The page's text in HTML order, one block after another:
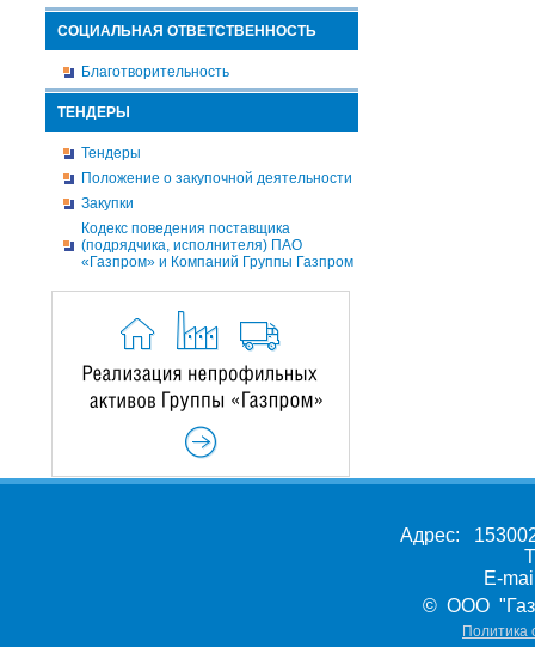
СОЦИАЛЬНАЯ ОТВЕТСТВЕННОСТЬ
Благотворительность
ТЕНДЕРЫ
Тендеры
Положение о закупочной деятельности
Закупки
Кодекс поведения поставщика
(подрядчика, исполнителя) ПАО
«Газпром» и Компаний Группы Газпром
Адрес:
E-
© ООО
Политика